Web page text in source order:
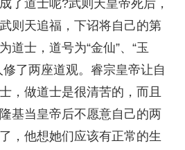
了道士呢?武则天皇帝死后，
则天追福，下诏将自己的第
道士，道号为“金仙”、“玉
了两座道观。睿宗皇帝让自
，做道士是很清苦的，而且
基当皇帝后不愿意自己的两
，他想她们应该有正常的生